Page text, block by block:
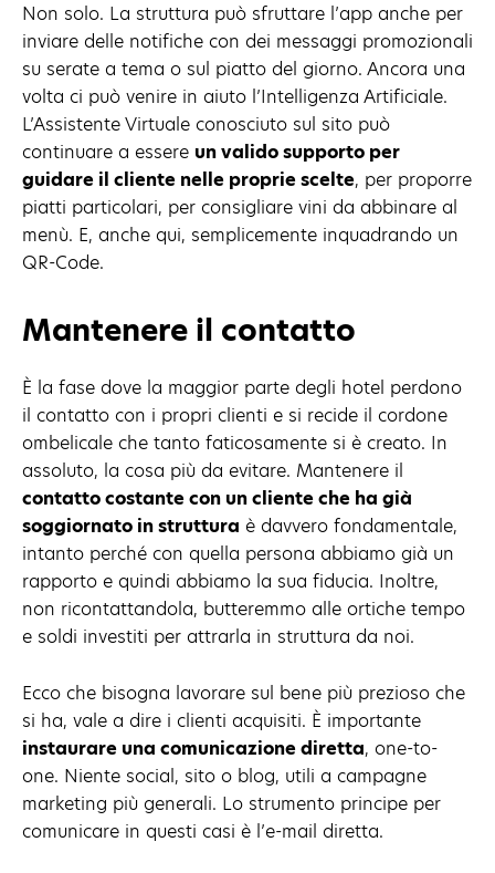
Non solo. La struttura può sfruttare l’app anche per
inviare delle notifiche con dei messaggi promozionali
su serate a tema o sul piatto del giorno. Ancora una
volta ci può venire in aiuto l’Intelligenza Artificiale.
L’Assistente Virtuale conosciuto sul sito può
continuare a essere un valido supporto per
guidare il cliente nelle proprie scelte, per proporre
piatti particolari, per consigliare vini da abbinare al
menù. E, anche qui, semplicemente inquadrando un
QR-Code.
Mantenere il contatto
È la fase dove la maggior parte degli hotel perdono
il contatto con i propri clienti e si recide il cordone
ombelicale che tanto faticosamente si è creato. In
assoluto, la cosa più da evitare. Mantenere il
contatto costante con un cliente che ha già
soggiornato in struttura è davvero fondamentale,
intanto perché con quella persona abbiamo già un
rapporto e quindi abbiamo la sua fiducia. Inoltre,
non ricontattandola, butteremmo alle ortiche tempo
e soldi investiti per attrarla in struttura da noi.
Ecco che bisogna lavorare sul bene più prezioso che
si ha, vale a dire i clienti acquisiti. È importante
instaurare una comunicazione diretta, one-to-
one. Niente social, sito o blog, utili a campagne
marketing più generali. Lo strumento principe per
comunicare in questi casi è l’e-mail diretta.